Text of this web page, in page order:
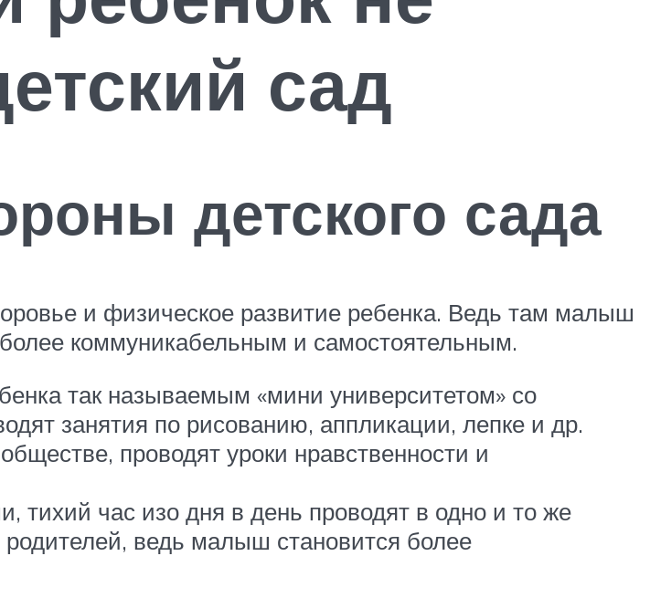
сад
детского сада
и физическое развитие ребенка. Ведь там малыш
коммуникабельным и самостоятельным.
так называемым «мини университетом» со
занятия по рисованию, аппликации, лепке и др.
проводят уроки нравственности и
тихий час изо дня в день проводят в одно и то же
ведь малыш становится более